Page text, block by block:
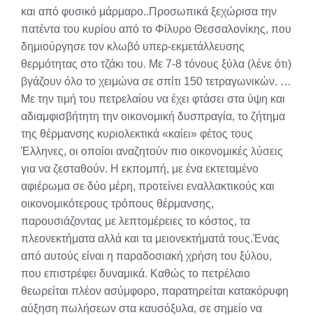
και από φυσικό μάρμαρο..Προσωπικά ξεχώρισα την
πατέντα του κυρίου από το Φίλυρο Θεσσαλονίκης, που
δημιούργησε τον κλωβό υπερ-εκμετάλλευσης
θερμότητας στο τζάκι του. Με 7-8 τόνους ξύλα (λένε ότι)
βγάζουν όλο το χειμώνα σε σπίτι 150 τετραγωνικών. …
Με την τιμή του πετρελαίου να έχει φτάσει στα ύψη και
αδιαμφισβήτητη την οικονομική δυσπραγία, το ζήτημα
της θέρμανσης κυριολεκτικά «καίει» φέτος τους
Έλληνες, οι οποίοι αναζητούν πιο οικονομικές λύσεις
για να ζεσταθούν. Η εκπομπή, με ένα εκτεταμένο
αφιέρωμα σε δύο μέρη, προτείνει εναλλακτικούς και
οικονομικότερους τρόπους θέρμανσης,
παρουσιάζοντας με λεπτομέρειες το κόστος, τα
πλεονεκτήματα αλλά και τα μειονεκτήματά τους.Ένας
από αυτούς είναι η παραδοσιακή χρήση του ξύλου,
που επιστρέφει δυναμικά. Καθώς το πετρέλαιο
θεωρείται πλέον ασύμφορο, παρατηρείται κατακόρυφη
αύξηση πωλήσεων στα καυσόξυλα, σε σημείο να